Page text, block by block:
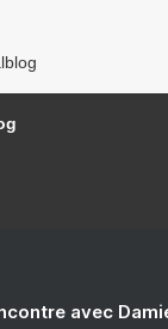
avec